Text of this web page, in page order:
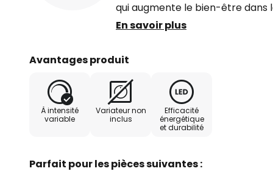
qui augmente le bien-être dans
cuisine. La conception à 3
externe
En savoir plus
Avantages produit
À intensité
variable
Variateur non
inclus
Efficacité
énergétique
et durabilité
Parfait pour les pièces suivantes :